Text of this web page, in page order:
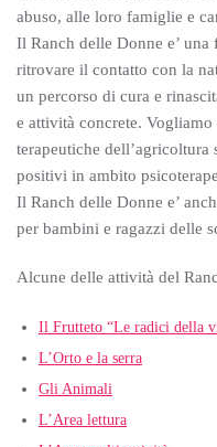
abuso, alle loro famiglie e
Il Ranch delle Donne e’ una
ritrovare il contatto con la
un percorso di cura e
e attività concrete.
terapeutiche dell’agricoltura
positivi in ambito
Il Ranch delle Donne e’
per bambini e ragazzi delle
Alcune delle attività del
Il Frutteto “Le radici della
L’Orto e la serra
Gli Animali
L’Area lettura